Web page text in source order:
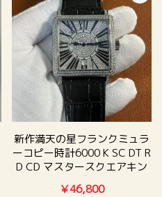
新作満天の星フランクミュラ
ーコピー時計6000 K SC DT R
D CD マスタースクエアキン
グ
￥46,800